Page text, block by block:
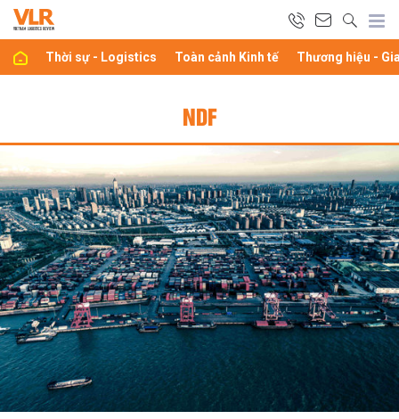
Thời sự - Logistics Toàn cảnh Kinh tế Thương hiệu -
NDF